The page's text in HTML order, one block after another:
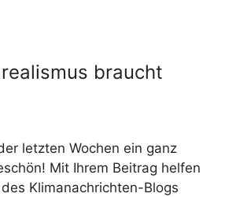
braucht
letzten Wochen ein ganz
Mit Ihrem Beitrag helfen
Klimanachrichten-Blogs